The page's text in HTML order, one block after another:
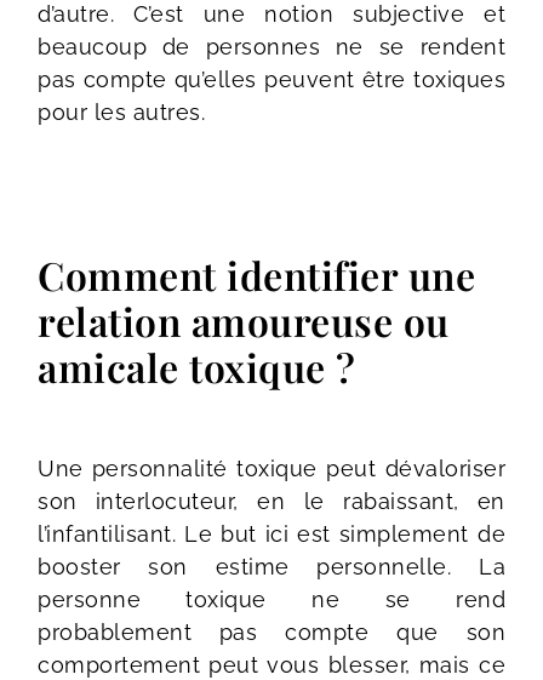
d’autre. C’est une notion subjective et
beaucoup de personnes ne se rendent
pas compte qu’elles peuvent être toxiques
pour les autres.
Comment identifier une
relation amoureuse ou
amicale toxique ?
Une personnalité toxique peut dévaloriser
son interlocuteur, en le rabaissant, en
l’infantilisant. Le but ici est simplement de
booster son estime personnelle. La
personne toxique ne se rend
probablement pas compte que son
comportement peut vous blesser, mais ce